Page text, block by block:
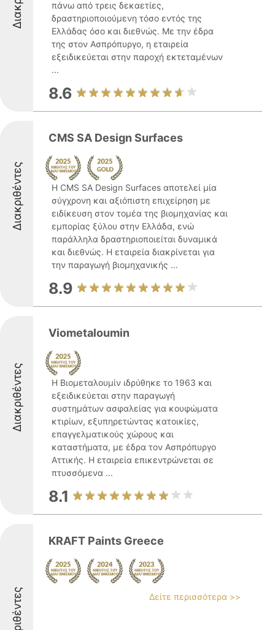
πάνω από τρεις δεκαετίες,
δραστηριοποιούμενη τόσο εντός της
Ελλάδας όσο και διεθνώς. Με την έδρα
της στον Ασπρόπυργο, η εταιρεία
εξειδικεύεται στην παροχή εκτεταμένων
...
8.6
Διακριθέντες
CMS SA Design Surfaces
Η CMS SA Design Surfaces αποτελεί μία
σύγχρονη και αξιόπιστη επιχείρηση με
ειδίκευση στον τομέα της βιομηχανίας και
εμπορίας ξύλου στην Ελλάδα, ενώ
παράλληλα δραστηριοποιείται δυναμικά
και διεθνώς. Η εταιρεία διακρίνεται για
την παραγωγή βιομηχανικής ...
8.9
Διακριθέντες
Viometaloumin
Η Βιομεταλουμίν ιδρύθηκε το 1963 και
εξειδικεύεται στην παραγωγή
συστημάτων ασφαλείας για κουφώματα
κτιρίων, εξυπηρετώντας κατοικίες,
επαγγελματικούς χώρους και
καταστήματα, με έδρα τον Ασπρόπυργο
Αττικής. Η εταιρεία επικεντρώνεται σε
πτυσσόμενα ...
8.1
KRAFT Paints Greece
Δείτε περισσότερα >>